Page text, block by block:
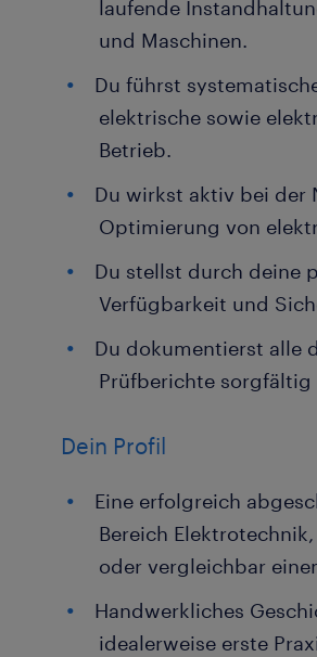
laufende
und Maschinen.
Du führst
elektrische sowie
Betrieb.
Du wirkst aktiv bei der
Optimierung von
Du stellst durch deine
Verfügbarkeit und
Du dokumentierst alle
Prüfberichte
Dein Profil
Eine erfolgreich
Bereich
oder vergleichbar
Handwerkliches
idealerweise erste